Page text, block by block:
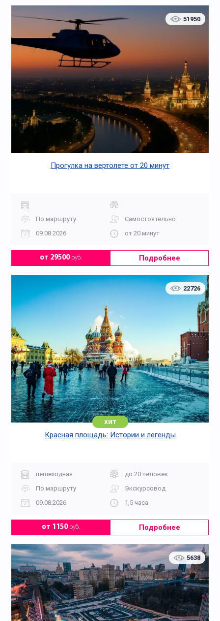
51950
Прогулка на вертолете от 20 минут
По маршруту
Самостоятельно
09.08.2026
от 20 минут
от 29500руб. Подробнее
22726
хит
Красная площадь: Истории и легенды
пешеходная
до 20 человек
По маршруту
Экскурсовод
09.08.2026
1,5 часа
от 1150руб. Подробнее
5638